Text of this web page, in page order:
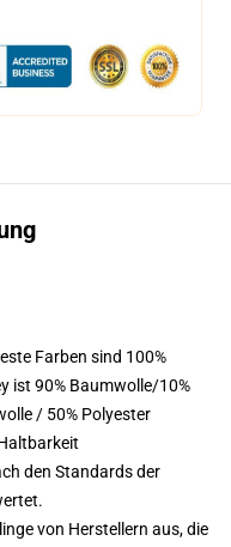
Farben sind 100%
ist 90% Baumwolle/10%
/ 50% Polyester
den Standards der
von Herstellern aus, die